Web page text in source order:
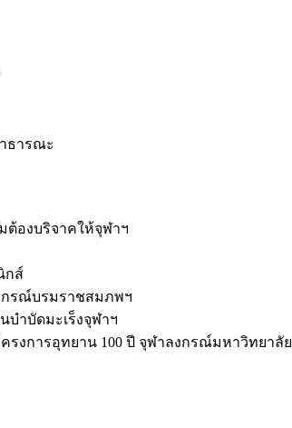
ธารณะ
ต้องบริจาคให้จุฬาฯ
กส์
กรณ์บรมราชสมภพฯ
ำบัดมะเร็งจุฬาฯ
รงการอุทยาน 100 ปี จุฬาลงกรณ์มหาวิทยาลัย